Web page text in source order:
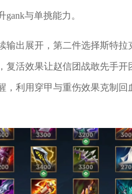
与单挑能力。
输出展开，第二件选择斯特
复活效果让赵信团战敢先手
，利用穿甲与重伤效果克制